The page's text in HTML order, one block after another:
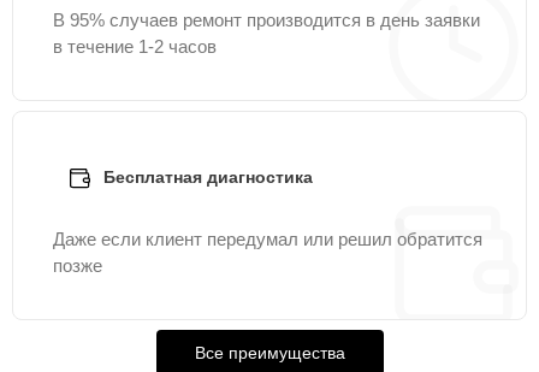
В 95% случаев ремонт производится в день заявки
в течение 1-2 часов
Бесплатная диагностика
Даже если клиент передумал или решил обратится
позже
Все преимущества